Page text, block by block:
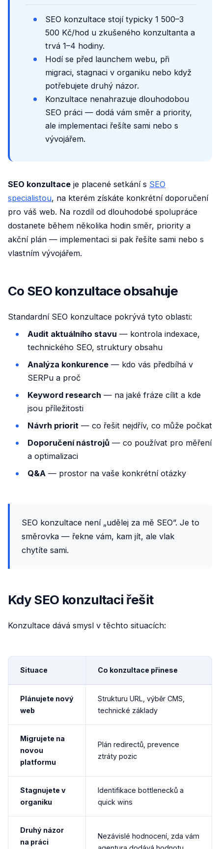
SEO konzultace stojí typicky 1 500–3
500 Kč/hod u zkušeného konzultanta a
trvá 1–4 hodiny.
Hodí se před launchem webu, při
migraci, stagnaci v organiku nebo když
potřebujete druhý názor.
Konzultace nenahrazuje dlouhodobou
SEO práci — dodá vám směr a priority,
ale implementaci řešíte sami nebo s
vývojářem.
SEO konzultace je placené setkání s SEO
specialistou, na kterém získáte konkrétní doporučení
pro váš web. Na rozdíl od dlouhodobé spolupráce
dostanete během několika hodin směr, priority a
akční plán — implementaci si pak řešíte sami nebo s
vlastním vývojářem.
Co SEO konzultace obsahuje
Standardní SEO konzultace pokrývá tyto oblasti:
Audit aktuálního stavu — kontrola indexace,
technického SEO, struktury obsahu
Analýza konkurence — kdo vás předbíhá v
SERPu a proč
Keyword research — na jaké fráze cílit a kde
jsou příležitosti
Návrh priorit — co řešit nejdřív, co může počkat
Doporučení nástrojů — co používat pro měření
a optimalizaci
Q&A — prostor na vaše konkrétní otázky
SEO konzultace není „udělej za mě SEO”. Je to
směrovka — řekne vám, kam jít, ale vlak
chytíte sami.
Kdy SEO konzultaci řešit
Konzultace dává smysl v těchto situacích:
Situace Co konzultace přinese
Plánujete nový
web
Strukturu URL, výběr CMS,
technické základy
Migrujete na
novou
platformu
Plán redirectů, prevence
ztráty pozic
Stagnujete v
organiku
Identifikace bottlenecků a
quick wins
Druhý názor
na práci
Nezávislé hodnocení, zda vám